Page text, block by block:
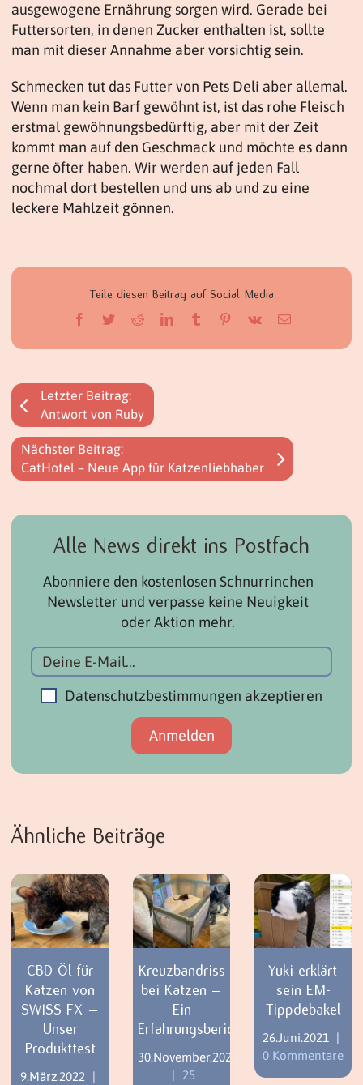
ausgewogene Ernährung sorgen wird. Gerade bei
Futtersorten, in denen Zucker enthalten ist, sollte
man mit dieser Annahme aber vorsichtig sein.
Schmecken tut das Futter von Pets Deli aber allemal.
Wenn man kein Barf gewöhnt ist, ist das rohe Fleisch
erstmal gewöhnungsbedürftig, aber mit der Zeit
kommt man auf den Geschmack und möchte es dann
gerne öfter haben. Wir werden auf jeden Fall
nochmal dort bestellen und uns ab und zu eine
leckere Mahlzeit gönnen.
Teile diesen Beitrag auf Social Media
Facebook
TwitterRedditLinkedInTumblr Pinterest
Vk
E-
Letzter Beitrag:
Antwort von Ruby
Nächster Beitrag:
CatHotel – Neue App für Katzenliebhaber
Alle News direkt ins Postfach
Abonniere den kostenlosen Schnurrinchen
Newsletter und verpasse keine Neuigkeit
oder Aktion mehr.
Datenschutzbestimmungen akzeptieren
Ähnliche Beiträge
CBD Öl für
Katzen von
SWISS FX –
Unser
Produkttest
9.März.2022
Kreuzbandriss
bei Katzen –
Ein
Erfahrungsbericht
30.November.2021
25
Yuki erklärt
sein EM-
Tippdebakel
26.Juni.2021
0 Kommentare